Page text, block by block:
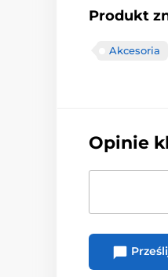
Produkt
Akcesoria
Opinie